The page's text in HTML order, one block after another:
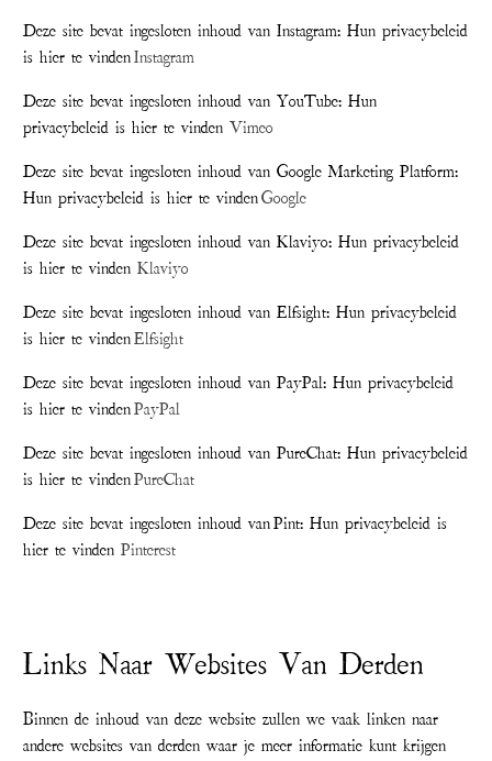
Deze site bevat ingesloten inhoud van Instagram: Hun privacybeleid
is hier te vindenInstagram
Deze site bevat ingesloten inhoud van YouTube: Hun
privacybeleid is hier te vindenVimeo
Deze site bevat ingesloten inhoud van Google Marketing Platform:
Hun privacybeleid is hier te vindenGoogle
Deze site bevat ingesloten inhoud van Klaviyo: Hun privacybeleid
is hier te vindenKlaviyo
Deze site bevat ingesloten inhoud van Elfsight: Hun privacybeleid
is hier te vindenElfsight
Deze site bevat ingesloten inhoud van PayPal: Hun privacybeleid
is hier te vindenPayPal
Deze site bevat ingesloten inhoud van PureChat: Hun privacybeleid
is hier te vindenPureChat
Deze site bevat ingesloten inhoud van Pint: Hun privacybeleid is
hier te vindenPinterest
Links Naar Websites Van Derden
Binnen de inhoud van deze website zullen we vaak linken naar
andere websites van derden waar je meer informatie kunt krijgen